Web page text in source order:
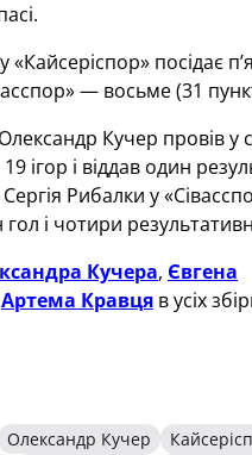
«Кайсеріспор» посідає
— восьме (31
Кучер провів у
ігор і віддав один
Рибалки у
і чотири
Кучера, Євгена
Артема Кравця в усіх
Олександр Кучер